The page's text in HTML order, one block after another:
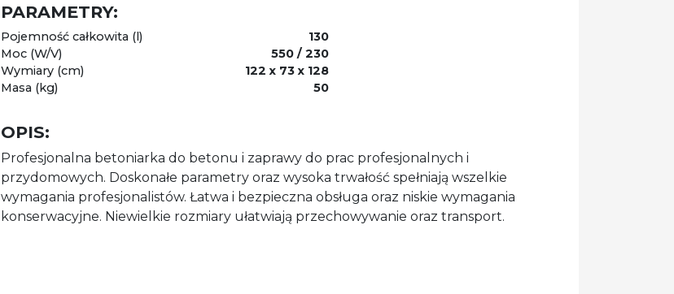
PARAMETRY:
Pojemność całkowita (l)
130
Moc (W/V)
550 / 230
Wymiary (cm)
122 x 73 x 128
Masa (kg)
50
OPIS:
Profesjonalna betoniarka do betonu i zaprawy do prac profesjonalnych i
przydomowych. Doskonałe parametry oraz wysoka trwałość spełniają wszelkie
wymagania profesjonalistów. Łatwa i bezpieczna obsługa oraz niskie wymagania
konserwacyjne. Niewielkie rozmiary ułatwiają przechowywanie oraz transport.